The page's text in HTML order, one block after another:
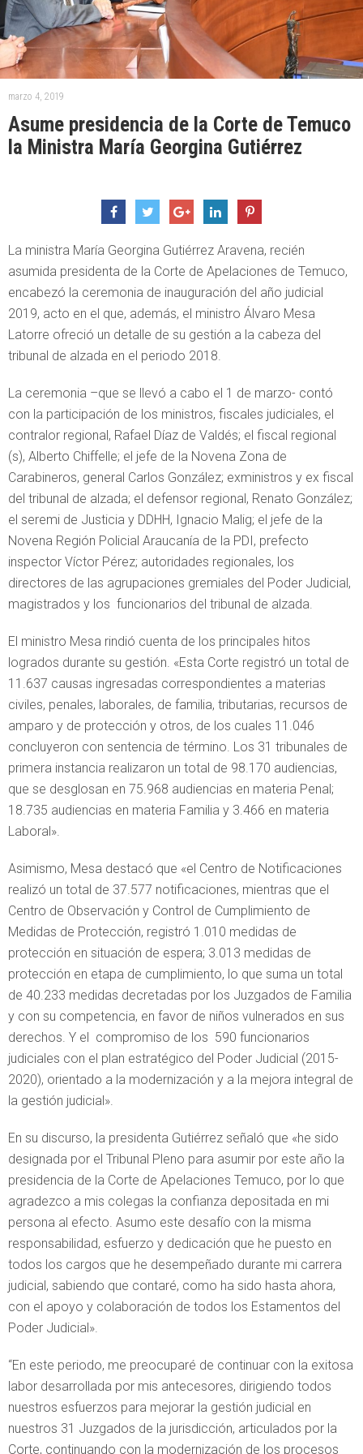
marzo 4, 2019
Asume presidencia de la Corte de Temuco
la Ministra María Georgina Gutiérrez
La ministra María Georgina Gutiérrez Aravena, recién
asumida presidenta de la Corte de Apelaciones de Temuco,
encabezó la ceremonia de inauguración del año judicial
2019, acto en el que, además, el ministro Álvaro Mesa
Latorre ofreció un detalle de su gestión a la cabeza del
tribunal de alzada en el periodo 2018.
La ceremonia –que se llevó a cabo el 1 de marzo- contó
con la participación de los ministros, fiscales judiciales, el
contralor regional, Rafael Díaz de Valdés; el fiscal regional
(s), Alberto Chiffelle; el jefe de la Novena Zona de
Carabineros, general Carlos González; exministros y ex fiscal
del tribunal de alzada; el defensor regional, Renato González;
el seremi de Justicia y DDHH, Ignacio Malig; el jefe de la
Novena Región Policial Araucanía de la PDI, prefecto
inspector Víctor Pérez; autoridades regionales, los
directores de las agrupaciones gremiales del Poder Judicial,
magistrados y los funcionarios del tribunal de alzada.
El ministro Mesa rindió cuenta de los principales hitos
logrados durante su gestión. «Esta Corte registró un total de
11.637 causas ingresadas correspondientes a materias
civiles, penales, laborales, de familia, tributarias, recursos de
amparo y de protección y otros, de los cuales 11.046
concluyeron con sentencia de término. Los 31 tribunales de
primera instancia realizaron un total de 98.170 audiencias,
que se desglosan en 75.968 audiencias en materia Penal;
18.735 audiencias en materia Familia y 3.466 en materia
Laboral».
Asimismo, Mesa destacó que «el Centro de Notificaciones
realizó un total de 37.577 notificaciones, mientras que el
Centro de Observación y Control de Cumplimiento de
Medidas de Protección, registró 1.010 medidas de
protección en situación de espera; 3.013 medidas de
protección en etapa de cumplimiento, lo que suma un total
de 40.233 medidas decretadas por los Juzgados de Familia
y con su competencia, en favor de niños vulnerados en sus
derechos. Y el compromiso de los 590 funcionarios
judiciales con el plan estratégico del Poder Judicial (2015-
2020), orientado a la modernización y a la mejora integral de
la gestión judicial».
En su discurso, la presidenta Gutiérrez señaló que «he sido
designada por el Tribunal Pleno para asumir por este año la
presidencia de la Corte de Apelaciones Temuco, por lo que
agradezco a mis colegas la confianza depositada en mi
persona al efecto. Asumo este desafío con la misma
responsabilidad, esfuerzo y dedicación que he puesto en
todos los cargos que he desempeñado durante mi carrera
judicial, sabiendo que contaré, como ha sido hasta ahora,
con el apoyo y colaboración de todos los Estamentos del
Poder Judicial».
“En este periodo, me preocuparé de continuar con la exitosa
labor desarrollada por mis antecesores, dirigiendo todos
nuestros esfuerzos para mejorar la gestión judicial en
nuestros 31 Juzgados de la jurisdicción, articulados por la
Corte, continuando con la modernización de los procesos